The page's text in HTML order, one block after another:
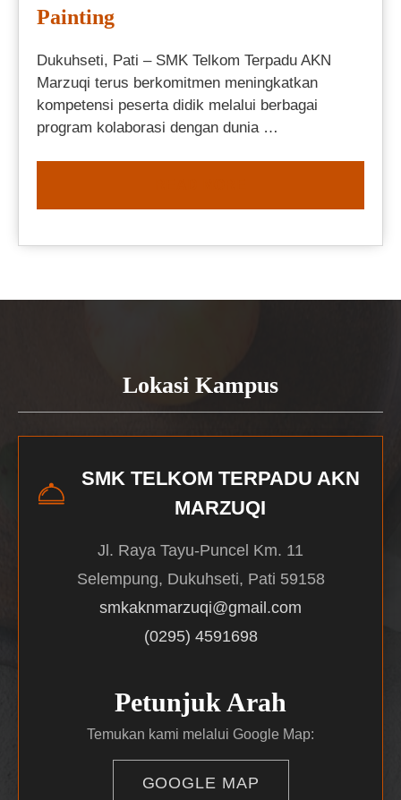
Painting
Dukuhseti, Pati – SMK Telkom Terpadu AKN
Marzuqi terus berkomitmen meningkatkan
kompetensi peserta didik melalui berbagai
program kolaborasi dengan dunia …
Lokasi Kampus
SMK TELKOM TERPADU AKN
MARZUQI
Jl. Raya Tayu-Puncel Km. 11
Selempung, Dukuhseti, Pati 59158
smkaknmarzuqi@gmail.com
(0295) 4591698
Petunjuk Arah
Temukan kami melalui Google Map:
GOOGLE MAP